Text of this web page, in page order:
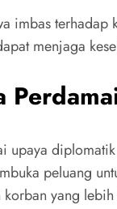
imbas
menjaga
upaya
peluang
yang